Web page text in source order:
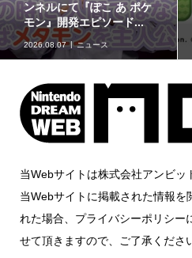
金箱「ポケモンコインバ
ンク」に、ゲンガーな...
2026.08.07 グッズ情報
当Webサイトは株式会社アンビッ
当Webサイトに掲載された情報を
れた場合、プライバシーポリシー
せて頂きますので、ご了承くださ